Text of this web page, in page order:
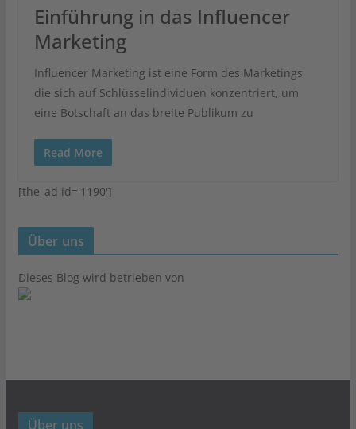
Einführung in das Influencer
Marketing
Influencer Marketing ist eine Form des Marketings,
die sich auf Schlüsselindividuen konzentriert, um
eine Botschaft an das breite Publikum zu
Read More
[the_ad id='1190']
Über uns
Dieses Blog wird betrieben von
Über uns